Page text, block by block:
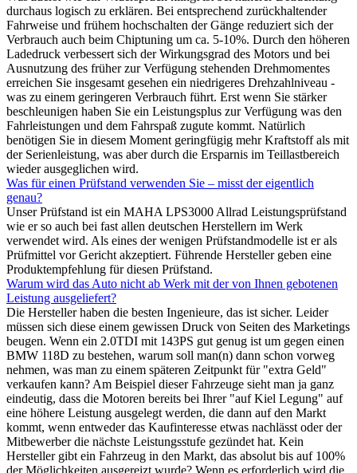
durchaus logisch zu erklären. Bei entsprechend zurückhaltender
Fahrweise und frühem hochschalten der Gänge reduziert sich der
Verbrauch auch beim Chiptuning um ca. 5-10%. Durch den höheren
Ladedruck verbessert sich der Wirkungsgrad des Motors und bei
Ausnutzung des früher zur Verfügung stehenden Drehmomentes
erreichen Sie insgesamt gesehen ein niedrigeres Drehzahlniveau -
was zu einem geringeren Verbrauch führt. Erst wenn Sie stärker
beschleunigen haben Sie ein Leistungsplus zur Verfügung was den
Fahrleistungen und dem Fahrspaß zugute kommt. Natürlich
benötigen Sie in diesem Moment geringfügig mehr Kraftstoff als mit
der Serienleistung, was aber durch die Ersparnis im Teillastbereich
wieder ausgeglichen wird.
Was für einen Prüfstand verwenden Sie – misst der eigentlich
genau?
Unser Prüfstand ist ein MAHA LPS3000 Allrad Leistungsprüfstand
wie er so auch bei fast allen deutschen Herstellern im Werk
verwendet wird. Als eines der wenigen Prüfstandmodelle ist er als
Prüfmittel vor Gericht akzeptiert. Führende Hersteller geben eine
Produktempfehlung für diesen Prüfstand.
Warum wird das Auto nicht ab Werk mit der von Ihnen gebotenen
Leistung ausgeliefert?
Die Hersteller haben die besten Ingenieure, das ist sicher. Leider
müssen sich diese einem gewissen Druck von Seiten des Marketings
beugen. Wenn ein 2.0TDI mit 143PS gut genug ist um gegen einen
BMW 118D zu bestehen, warum soll man(n) dann schon vorweg
nehmen, was man zu einem späteren Zeitpunkt für "extra Geld"
verkaufen kann? Am Beispiel dieser Fahrzeuge sieht man ja ganz
eindeutig, dass die Motoren bereits bei Ihrer "auf Kiel Legung" auf
eine höhere Leistung ausgelegt werden, die dann auf den Markt
kommt, wenn entweder das Kaufinteresse etwas nachlässt oder der
Mitbewerber die nächste Leistungsstufe gezündet hat. Kein
Hersteller gibt ein Fahrzeug in den Markt, das absolut bis auf 100%
der Möglichkeiten ausgereizt wurde? Wenn es erforderlich wird die